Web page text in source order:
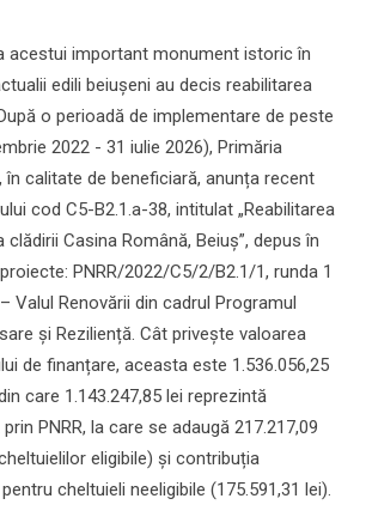
acestui important monument istoric în
edili beiușeni au decis reabilitarea
o perioadă de implementare de peste
2022 - 31 iulie 2026), Primăria
în calitate de beneficiară, anunța recent
cod C5-B2.1.a-38, intitulat „Reabilitarea
Casina Română, Beiuș”, depus în
PNRR/2022/C5/2/B2.1/1, runda 1
Valul Renovării din cadrul Programul
și Reziliență. Cât privește valoarea
de finanțare, aceasta este 1.536.056,25
care 1.143.247,85 lei reprezintă
PNRR, la care se adaugă 217.217,09
eligibile) și contribuția
cheltuieli neeligibile (175.591,31 lei).